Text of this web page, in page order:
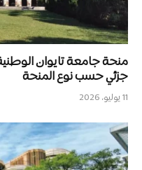
جزئي حسب نوع المنحة
11 يوليو، 2026